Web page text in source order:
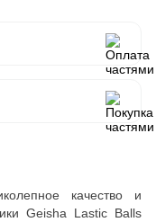
качество и
Geisha Lastic Balls